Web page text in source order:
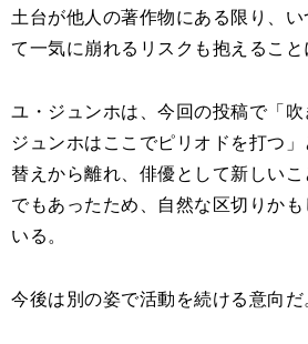
土台が他人の著作物にある限り、
て一気に崩れるリスクも抱えること
ユ・ジュンホは、今回の投稿で「吹
ジュンホはここでピリオドを打つ
替えから離れ、俳優として新しい
でもあったため、自然な区切りか
いる。
今後は別の姿で活動を続ける意向だ。